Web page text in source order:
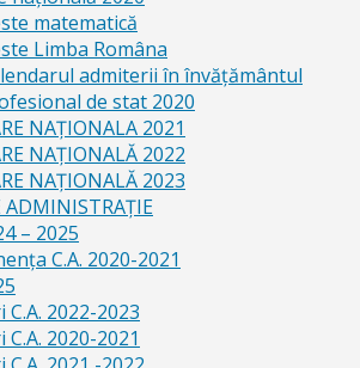
matematică
Limba Româna
admiterii în învăţământul
de stat 2020
NAȚIONALA 2021
NAŢIONALĂ 2022
NAŢIONALĂ 2023
ADMINISTRAȚIE
– 2025
C.A. 2020-2021
2022-2023
2020-2021